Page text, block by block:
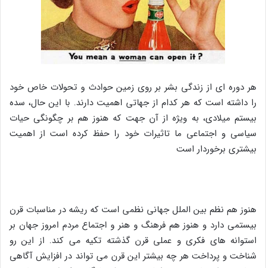
هر دوره‌ ای از زندگی بشر بر روی زمین حوادث و تحولات خاص خود
را داشته است که هر کدام از جهاتی اهمیت دارند. با این حال، سده
بیستم میلادی، به‌ ویژه از آن جهت که هنوز هم بر چگونگی حیات
سیاسی و اجتماعی ما تاثیرات خود را حفظ کرده است از اهمیت
بیشتری برخوردار است
هنوز هم نظم بین‌ الملل جهانی نظمی است که ریشه در مناسبات قرن
بیستمی دارد و هنوز هم فرهنگ و هنر و اجتماع مردم امروز جهان بر
استوانه‌ های فکری و عملی قرن گذشته تکیه می‌ کند. از این رو
شناخت و پرداخت هر چه بیشتر این قرن می‌ تواند در افزایش آگاهی